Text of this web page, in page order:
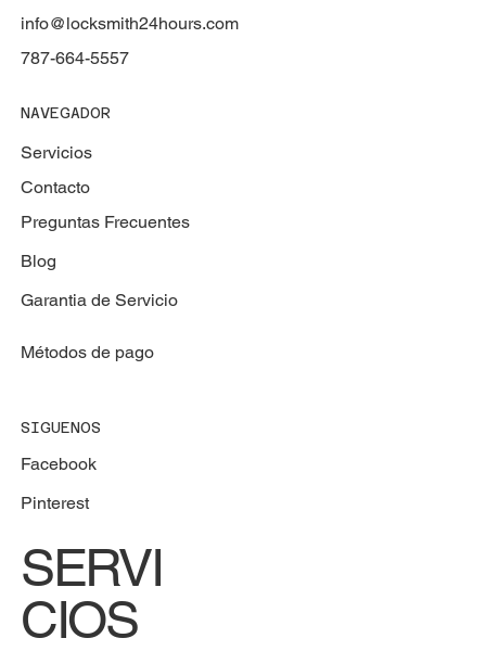
787-664-5557
info@locksmith24hours.com
NAVEGADOR
Servicios
Contacto
Preguntas Frecuentes
Blog
Garantia de Servicio
Métodos de pago
SIGUENOS
Facebook
Pinterest
SERVI
CIOS